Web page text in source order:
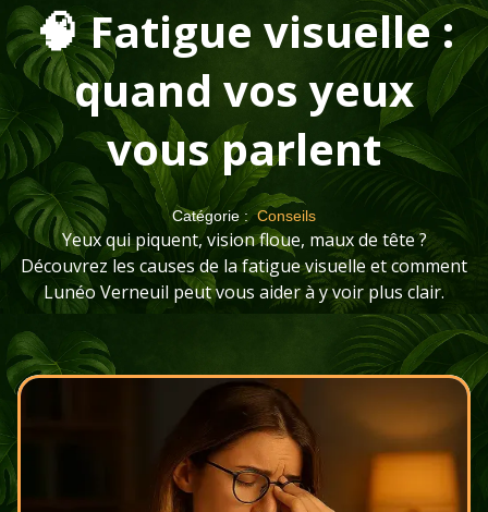
🧠 Fatigue visuelle :
quand vos yeux
vous parlent
Catégorie :Conseils
Yeux qui piquent, vision floue, maux de tête ?
Découvrez les causes de la fatigue visuelle et comment
Lunéo Verneuil peut vous aider à y voir plus clair.